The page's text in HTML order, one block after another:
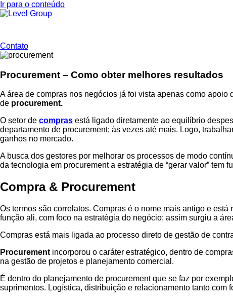
Ir para o conteúdo
Contato
Procurement – Como obter melhores resultados
A área de compras nos negócios já foi vista apenas como
de procurement.
O setor de compras está ligado diretamente ao equilíbrio
departamento de procurement; às vezes até mais. Logo,
ganhos no mercado.
A busca dos gestores por melhorar os processos de modo
da tecnologia em procurement a estratégia de “gerar valor” tem
Compra & Procurement
Os termos são correlatos. Compras é o nome mais antigo e
função ali, com foco na estratégia do negócio; assim surgiu a
Compras está mais ligada ao processo direto de gestão de
Procurement incorporou o caráter estratégico, dentro de
na gestão de projetos e planejamento comercial.
É dentro do planejamento de procurement que se faz por
suprimentos. Logística, distribuição e relacionamento tanto com